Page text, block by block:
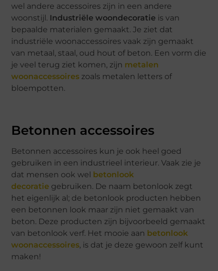
wel andere accessoires zijn in een andere
woonstijl. Industriële woondecoratie is van
bepaalde materialen gemaakt. Je ziet dat
industriële woonaccessoires vaak zijn gemaakt
van metaal, staal, oud hout of beton. Een vorm die
je veel terug ziet komen, zijn metalen
woonaccessoires zoals metalen letters of
bloempotten.
Betonnen accessoires
Betonnen accessoires kun je ook heel goed
gebruiken in een industrieel interieur. Vaak zie je
dat mensen ook wel betonlook
decoratie gebruiken. De naam betonlook zegt
het eigenlijk al; de betonlook producten hebben
een betonnen look maar zijn niet gemaakt van
beton. Deze producten zijn bijvoorbeeld gemaakt
van betonlook verf. Het mooie aan betonlook
woonaccessoires, is dat je deze gewoon zelf kunt
maken!